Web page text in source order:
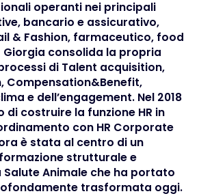
operanti nei principali
bancario e assicurativo,
& Fashion, farmaceutico, food
consolida la propria
di Talent acquisition,
Compensation&Benefit,
e dell’engagement. Nel 2018
di costruire la funzione HR in
con HR Corporate
è stata al centro di un
strutturale e
Animale che ha portato
trasformata oggi.